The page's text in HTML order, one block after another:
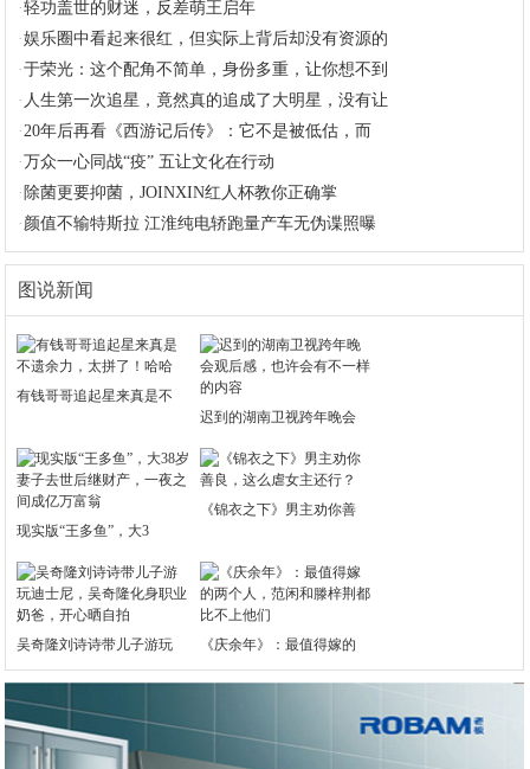
·轻功盖世的财迷，反差萌王启年
·娱乐圈中看起来很红，但实际上背后却没有资源的
·于荣光：这个配角不简单，身份多重，让你想不到
· 人生第一次追星，竟然真的追成了大明星，没有让
·20年后再看《西游记后传》：它不是被低估，而
·万众一心同战“疫” 五让文化在行动
· 除菌更要抑菌，JOINXIN红人杯教你正确掌
· 颜值不输特斯拉 江淮纯电轿跑量产车无伪谍照曝
图说新闻
有钱哥哥追起星来真是不
迟到的湖南卫视跨年晚会
现实版“王多鱼”，大3
《锦衣之下》男主劝你善
吴奇隆刘诗诗带儿子游玩 《庆余年》：最值得嫁的